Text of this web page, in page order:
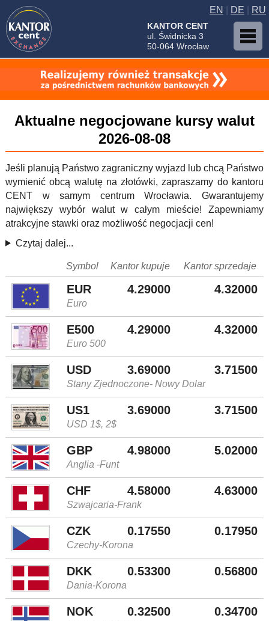
KANTOR CENT
ul. Świdnicka 3
50-064 Wrocław
EN DE RU
Aktualne negocjowane kursy walut
2026-08-08
Jeśli planują Państwo zagraniczny wyjazd lub chcą Państwo
wymienić obcą walutę na złotówki, zapraszamy do kantoru
CENT w samym centrum Wrocławia. Gwarantujemy
największy wybór walut w całym mieście! Zapewniamy
atrakcyjne stawki oraz możliwość negocjacji cen!
Czytaj dalej...
Symbol Kantor kupuje Kantor sprzedaje
EUR 4.29000 4.32000
Euro
E500 4.29000 4.32000
Euro 500
USD 3.69000 3.71500
Stany Zjednoczone- Nowy Dolar
US1 3.69000 3.71500
USD 1$, 2$
GBP 4.98000 5.02000
Anglia -Funt
CHF 4.58000 4.63000
Szwajcaria-Frank
CZK 0.17550 0.17950
Czechy-Korona
DKK 0.53300 0.56800
Dania-Korona
NOK 0.32500 0.34700